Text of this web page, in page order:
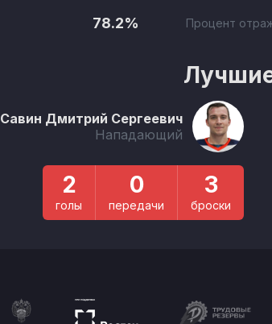
78.2%
Процент
Савин Дмитрий Сергеевич
Нападающий
2
голы
0
передачи
3
броски